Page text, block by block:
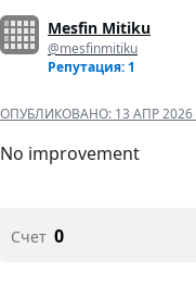
Mesfin Mitiku
@mesfinmitiku
Репутация: 1
ОПУБЛИКОВАНО: 13 АПР 2026
No improvement
Счет 0